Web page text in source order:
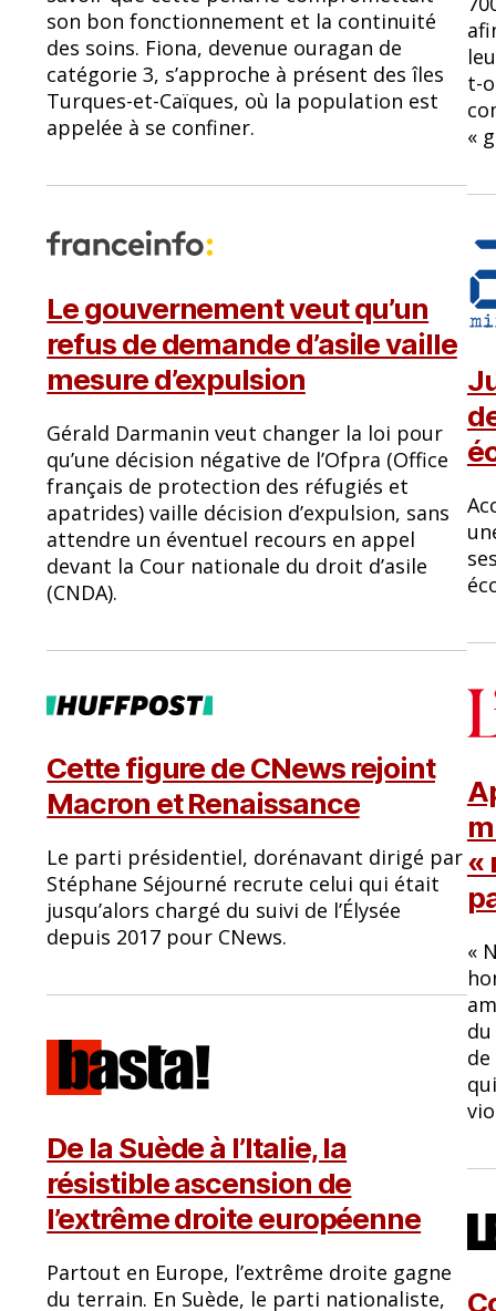
son bon fonctionnement et la continuité
des soins. Fiona, devenue ouragan de
catégorie 3, s’approche à présent des îles
Turques-et-Caïques, où la population est
appelée à se confiner.
Le gouvernement veut qu’un
refus de demande d’asile vaille
mesure d’expulsion
Gérald Darmanin veut changer la loi pour
qu’une décision négative de l’Ofpra (Office
français de protection des réfugiés et
apatrides) vaille décision d’expulsion, sans
attendre un éventuel recours en appel
devant la Cour nationale du droit d’asile
(CNDA).
Cette figure de CNews rejoint
Macron et Renaissance
Le parti présidentiel, dorénavant dirigé par
Stéphane Séjourné recrute celui qui était
jusqu’alors chargé du suivi de l’Élysée
depuis 2017 pour CNews.
De la Suède à l’Italie, la
résistible ascension de
l’extrême droite européenne
Partout en Europe, l’extrême droite gagne
du terrain. En Suède, le parti nationaliste,
t-
«
«
«